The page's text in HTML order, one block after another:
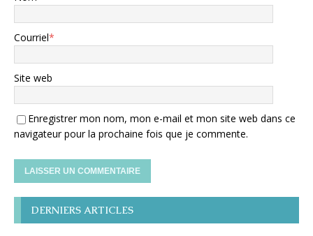
Courriel*
Site web
Enregistrer mon nom, mon e-mail et mon site web dans ce
navigateur pour la prochaine fois que je commente.
DERNIERS ARTICLES